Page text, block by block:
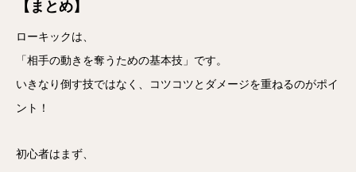
【まとめ】
ローキックは、
「相手の動きを奪うための基本技」です。
いきなり倒す技ではなく、コツコツとダメージを重ねるのがポイ
ント！
初心者はまず、